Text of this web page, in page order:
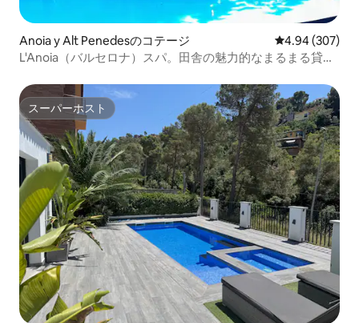
Anoia y Alt Penedesのコテージ レビュー307
4.94 (307)
L'Anoia（バルセロナ）スパ。田舎の魅力的なまるまる貸切
スーパーホスト
スーパーホスト